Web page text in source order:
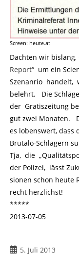
Screen: heute.at
Dachten wir
Report“ um ein
Szenanrio handelt,
belehrt. Die
der Gratiszeitung
gut zwei Monaten.
es lobenswert, dass
Brutalo-Schlägern
Tja, die
der Polizei, lässt
sionen schon heute
recht herzlichst!
*****
2013-07-05
Beitrag5. Juli 2013